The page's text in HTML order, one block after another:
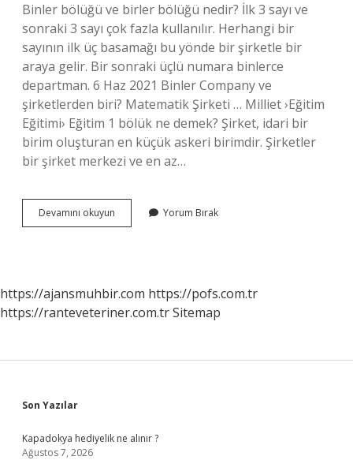
Binler bölüğü ve birler bölüğü nedir? İlk 3 sayı ve
sonraki 3 sayı çok fazla kullanılır. Herhangi bir
sayının ilk üç basamağı bu yönde bir şirketle bir
araya gelir. Bir sonraki üçlü numara binlerce
departman. 6 Haz 2021 Binler Company ve
şirketlerden biri? Matematik Şirketi … Milliet ›Eğitim
Eğitimi› Eğitim 1 bölük ne demek? Şirket, idari bir
birim oluşturan en küçük askeri birimdir. Şirketler
bir şirket merkezi ve en az…
Devamını okuyun
Bölüğü
Yorum Bırak
https://ajansmuhbir.com https://pofs.com.tr
https://ranteveteriner.com.trSitemap
Sidebar
Son Yazılar
Kapadokya hediyelik ne alınır ?
Ağustos 7, 2026